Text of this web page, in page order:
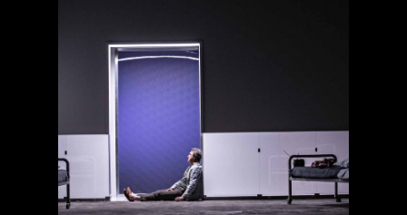
Encore une
journée divine